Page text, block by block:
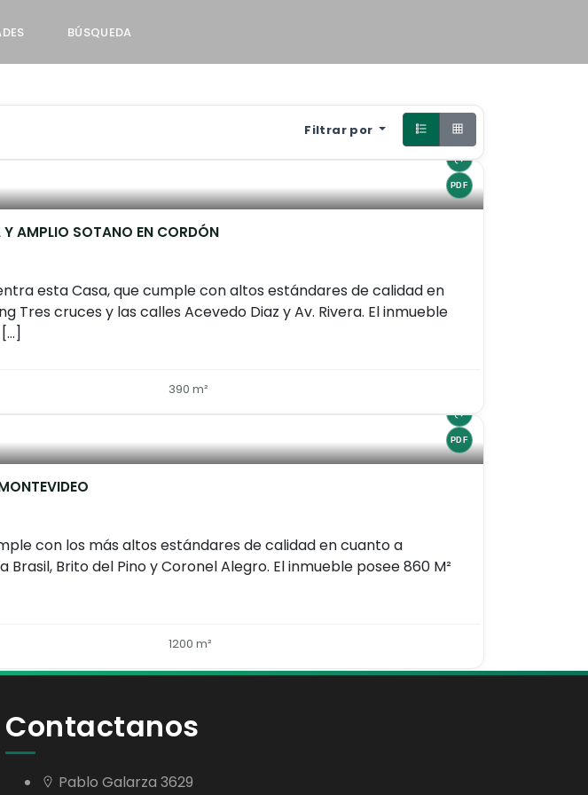
BÚSQUEDA
Filtrar por
AMPLIO SOTANO EN CORDÓN
esta Casa, que cumple con altos estándares de calidad en
cruces y las calles Acevedo Diaz y Av. Rivera. El inmueble
390 m²
con los más altos estándares de calidad en cuanto a
Brito del Pino y Coronel Alegro. El inmueble posee 860 M²
1200 m²
Contactanos
Pablo Galarza 3629